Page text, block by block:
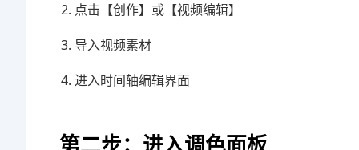
点击【创作】或【视频编辑】
导入视频素材
进入时间轴编辑界面
第二步：进入调色面板